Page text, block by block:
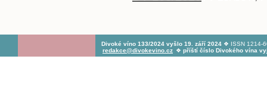
Divoké víno 133/2024 vyšlo 19. září 2024 ❖ ISSN 1214-
redakce@divokevino.cz ❖ příští číslo Divokého vína